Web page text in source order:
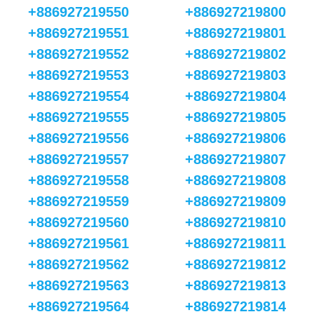
+886927219550
+886927219551
+886927219552
+886927219553
+886927219554
+886927219555
+886927219556
+886927219557
+886927219558
+886927219559
+886927219560
+886927219561
+886927219562
+886927219563
+886927219564
+886927219800
+886927219801
+886927219802
+886927219803
+886927219804
+886927219805
+886927219806
+886927219807
+886927219808
+886927219809
+886927219810
+886927219811
+886927219812
+886927219813
+886927219814